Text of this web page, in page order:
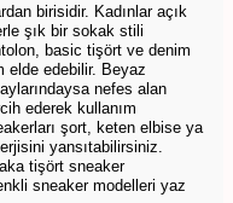
birisidir. Kadınlar açık
şık bir sokak stili
basic tişört ve denim
elde edebilir. Beyaz
nefes alan
ederek kullanım
şort, keten elbise ya
yansıtabilirsiniz.
tişört sneaker
sneaker modelleri yaz